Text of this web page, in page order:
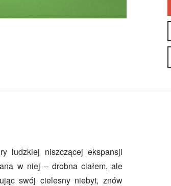
ludzkiej niszczącej ekspansji
w niej – drobna ciałem, ale
swój cielesny niebyt, znów